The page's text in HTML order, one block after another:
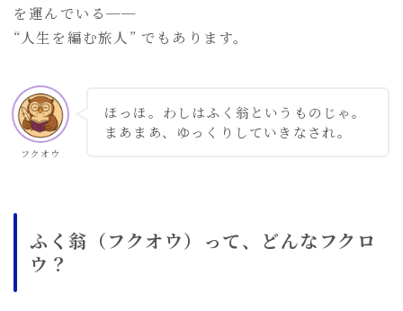
グリム童話
中東アラビア寓話 3
東アジアの寓話 6
人生執筆
を運んでいる──
“人生を編む旅人” でもあります。
フクオウ
ほっほ。わしはふく翁というものじゃ。
まあまあ、ゆっくりしていきなされ。
ふく翁（フクオウ）って、どんなフクロ
ウ？